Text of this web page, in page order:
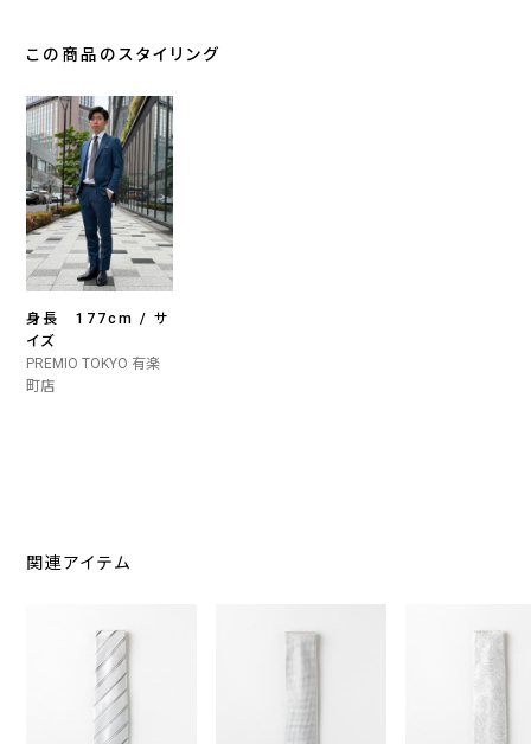
この商品のスタイリング
身長 177cm / サ
イズ
PREMIO TOKYO 有楽
町店
関連アイテム